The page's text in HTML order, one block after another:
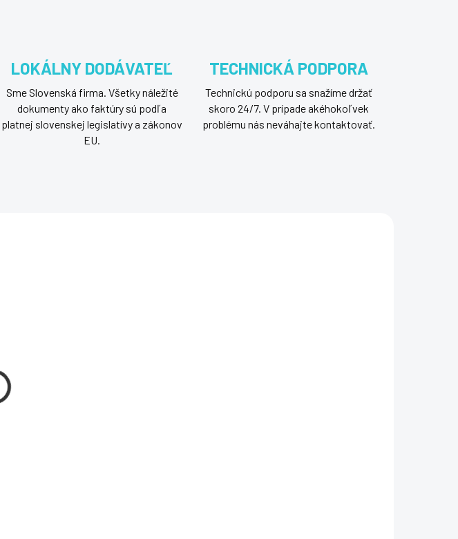
LOKÁLNY DODÁVATEĽ
Sme Slovenská firma. Všetky náležité
dokumenty ako faktúry sú podľa
platnej slovenskej legislatívy a zákonov
EU.
TECHNICKÁ PODPORA
Technickú podporu sa snažíme držať
skoro 24/7. V prípade akéhokoľvek
problému nás neváhajte kontaktovať.